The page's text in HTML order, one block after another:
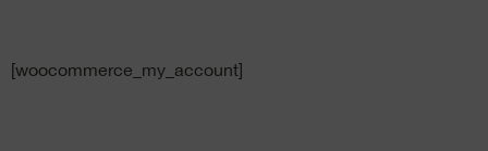
[woocommerce_my_account]